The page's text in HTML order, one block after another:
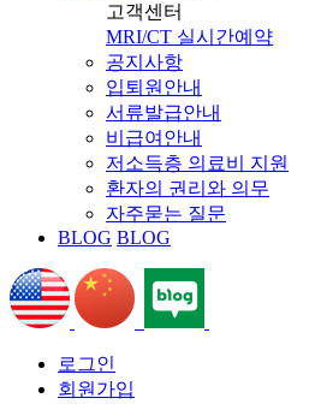
고객센터
MRI/CT 실시간예약
공지사항
입퇴원안내
서류발급안내
비급여안내
저소득층 의료비 지원
환자의 권리와 의무
자주묻는 질문
BLOG BLOG
로그인
회원가입